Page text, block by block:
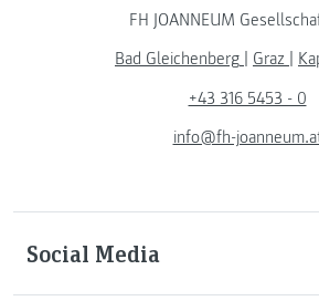
FH JOANNEUM
Bad Gleichenberg
Graz
+43 316 5453 - 0
info@fh-
Social Media